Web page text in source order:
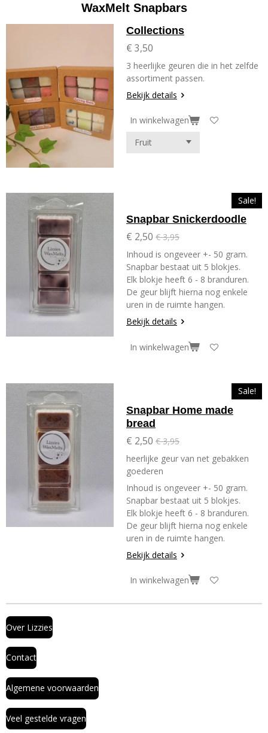
WaxMelt Snapbars
Collections
€ 3,50
3 heerlijke geuren die in het zelfde
assortiment passen.
Bekijk details
In winkelwagen
Sale!
Snapbar Snickerdoodle
€ 2,50 € 3,95
Inhoud is ongeveer +- 50 gram.
Snapbar bestaat uit 5 blokjes.
Elk blokje heeft 6 - 8 branduren.
De geur blijft hierna nog enkele
uren in de ruimte hangen.
Bekijk details
In winkelwagen
Sale!
Snapbar Home made
bread
€ 2,50 € 3,95
heerlijke geur van net gebakken
goederen
Inhoud is ongeveer +- 50 gram.
Snapbar bestaat uit 5 blokjes.
Elk blokje heeft 6 - 8 branduren.
De geur blijft hierna nog enkele
uren in de ruimte hangen.
Bekijk details
In winkelwagen
Over Lizzies
Contact
Algemene voorwaarden
Veel gestelde vragen